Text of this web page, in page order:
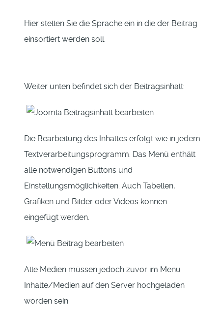
Hier stellen Sie die Sprache ein in die der Beitrag
einsortiert werden soll.
Weiter unten befindet sich der Beitragsinhalt:
Die Bearbeitung des Inhaltes erfolgt wie in jedem
Textverarbeitungsprogramm. Das Menü enthält
alle notwendigen Buttons und
Einstellungsmöglichkeiten. Auch Tabellen,
Grafiken und Bilder oder Videos können
eingefügt werden.
Alle Medien müssen jedoch zuvor im Menu
Inhalte/Medien auf den Server hochgeladen
worden sein.